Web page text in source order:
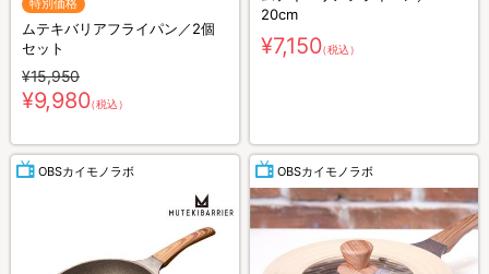
特別価格
ムテキバリアフライパン／2個
セット
¥15,950
¥9,980（税込）
20cm
¥7,150（税込）
OBSカイモノラボ OBSカイモノラボ